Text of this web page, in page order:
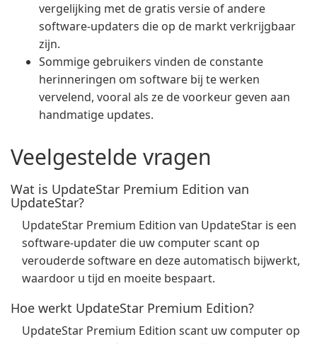
vergelijking met de gratis versie of andere
software-updaters die op de markt verkrijgbaar
zijn.
Sommige gebruikers vinden de constante
herinneringen om software bij te werken
vervelend, vooral als ze de voorkeur geven aan
handmatige updates.
Veelgestelde vragen
Wat is UpdateStar Premium Edition van
UpdateStar?
UpdateStar Premium Edition van UpdateStar is een
software-updater die uw computer scant op
verouderde software en deze automatisch bijwerkt,
waardoor u tijd en moeite bespaart.
Hoe werkt UpdateStar Premium Edition?
UpdateStar Premium Edition scant uw computer op